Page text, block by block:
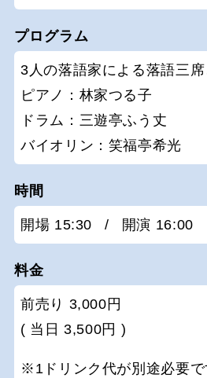
プログラム
3人の落語家による落語三
ピアノ：林家つる子
ドラム：三遊亭ふう丈
バイオリン：笑福亭希光
時間
開場 15:30 / 開演 16:00
料金
前売り 3,000円
( 当日 3,500円 )
※1ドリンク代が別途必要で